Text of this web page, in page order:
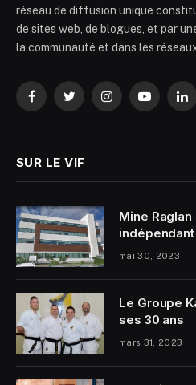
réseau de diffusion unique
de sites web, de blogues, et par
la communauté et dans les
FacebookTwitterInstagramYouTube
SUR LE VIF
Mine
indépendant
mai 30, 2023
Le Groupe
ses 30 ans
mars 31, 2023